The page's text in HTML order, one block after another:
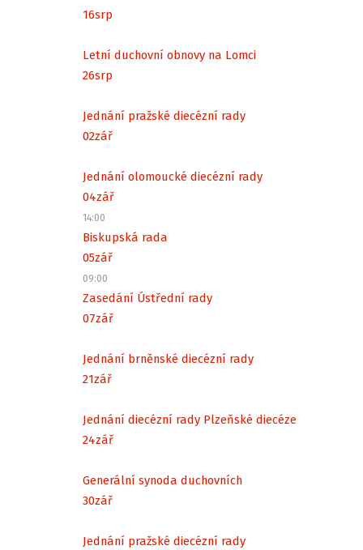
16srp
Letní duchovní obnovy na Lomci
26srp
Jednání pražské diecézní rady
02zář
Jednání olomoucké diecézní rady
04zář
14:00
Biskupská rada
05zář
09:00
Zasedání Ústřední rady
07zář
Jednání brněnské diecézní rady
21zář
Jednání diecézní rady Plzeňské diecéze
24zář
Generální synoda duchovních
30zář
Jednání pražské diecézní rady